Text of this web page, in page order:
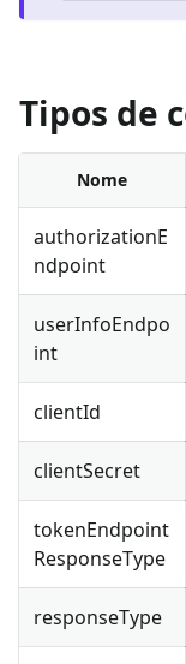
Tipos de
Nome
authorizationE
ndpoint
userInfoEndpo
int
clientId
clientSecret
tokenEndpoint
ResponseType
responseType